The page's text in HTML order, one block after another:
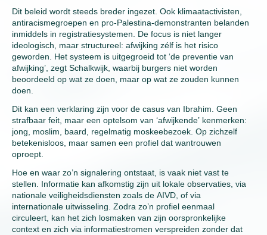
Dit beleid wordt steeds breder ingezet. Ook klimaatactivisten,
antiracismegroepen en pro-Palestina-demonstranten belanden
inmiddels in registratiesystemen. De focus is niet langer
ideologisch, maar structureel: afwijking zélf is het risico
geworden. Het systeem is uitgegroeid tot ‘de preventie van
afwijking’, zegt Schalkwijk, waarbij burgers niet worden
beoordeeld op wat ze doen, maar op wat ze zouden kunnen
doen.
Dit kan een verklaring zijn voor de casus van Ibrahim. Geen
strafbaar feit, maar een optelsom van ‘afwijkende’ kenmerken:
jong, moslim, baard, regelmatig moskeebezoek. Op zichzelf
betekenisloos, maar samen een profiel dat wantrouwen
oproept.
Hoe en waar zo’n signalering ontstaat, is vaak niet vast te
stellen. Informatie kan afkomstig zijn uit lokale observaties, via
nationale veiligheidsdiensten zoals de AIVD, of via
internationale uitwisseling. Zodra zo’n profiel eenmaal
circuleert, kan het zich losmaken van zijn oorspronkelijke
context en zich via informatiestromen verspreiden zonder dat